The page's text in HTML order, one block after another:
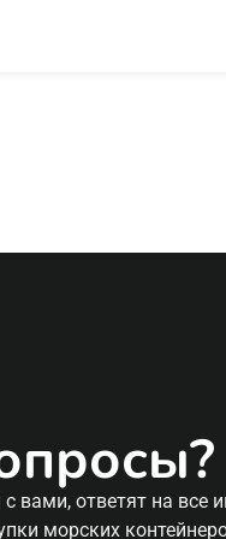
вами, ответят на все
морских